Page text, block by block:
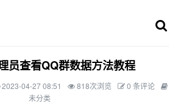
员查看QQ群数据方法教程
2023-04-27 08:51 818次浏览
0 条评论
未分类